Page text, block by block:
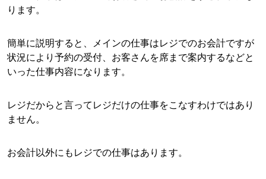
ります。
簡単に説明すると、メインの仕事はレジでのお会計ですが
状況により予約の受付、お客さんを席まで案内するなどと
いった仕事内容になります。
レジだからと言ってレジだけの仕事をこなすわけではあり
ません。
お会計以外にもレジでの仕事はあります。